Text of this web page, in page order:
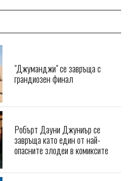
"Джуманджи" се завръща с
грандиозен финал
Робърт Дауни Джуниър се
завръща като един от най-
опасните злодеи в комиксите